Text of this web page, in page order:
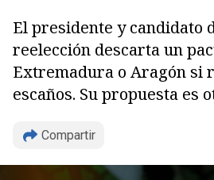
El presidente y candidato
reelección descarta un
Extremadura o Aragón si
escaños. Su propuesta es
Compartir